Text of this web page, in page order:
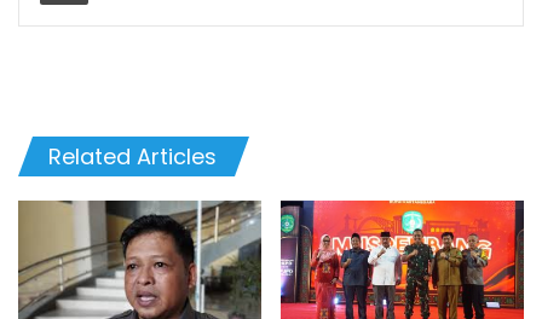
Related Articles